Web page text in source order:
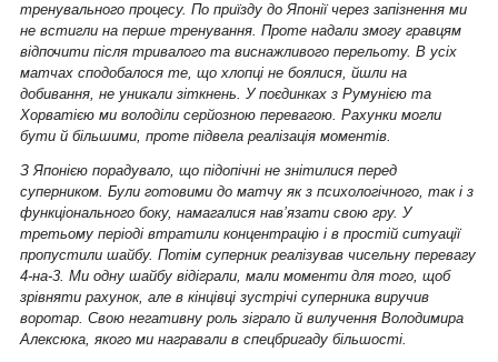
тренувального процесу. По приїзду до Японії через запізнення ми
не встигли на перше тренування. Проте надали змогу гравцям
відпочити після тривалого та виснажливого перельоту. В усіх
матчах сподобалося те, що хлопці не боялися, йшли на
добивання, не уникали зіткнень. У поєдинках з Румунією та
Хорватією ми володіли серйозною перевагою. Рахунки могли
бути й більшими, проте підвела реалізація моментів.
З Японією порадувало, що підопічні не знітилися перед
суперником. Були готовими до матчу як з психологічного, так і з
функціонального боку, намагалися нав’язати свою гру. У
третьому періоді втратили концентрацію і в простій ситуації
пропустили шайбу. Потім суперник реалізував чисельну перевагу
4-на-3. Ми одну шайбу відіграли, мали моменти для того, щоб
зрівняти рахунок, але в кінцівці зустрічі суперника виручив
воротар. Свою негативну роль зіграло й вилучення Володимира
Алексюка, якого ми награвали в спецбригаду більшості.